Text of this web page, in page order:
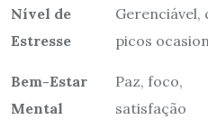
Nível de
Estresse
Gerenciável,
picos
Bem-Estar
Mental
Paz, foco,
satisfação